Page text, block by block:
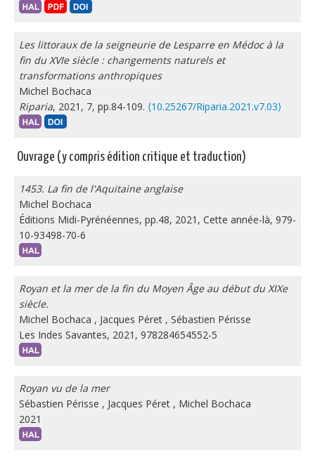
Les littoraux de la seigneurie de Lesparre en Médoc à la
fin du XVIe siècle : changements naturels et
transformations anthropiques
Michel Bochaca
Riparia, 2021, 7, pp.84-109. ⟨10.25267/Riparia.2021.v7.03⟩
Ouvrage (y compris édition critique et traduction)
1453. La fin de l'Aquitaine anglaise
Michel Bochaca
Éditions Midi-Pyrénéennes, pp.48, 2021, Cette année-là, 979-
10-93498-70-6
Royan et la mer de la fin du Moyen Âge au début du XIXe
siècle.
Michel Bochaca , Jacques Péret , Sébastien Périsse
Les Indes Savantes, 2021, 978284654552-5
Royan vu de la mer
Sébastien Périsse , Jacques Péret , Michel Bochaca
2021